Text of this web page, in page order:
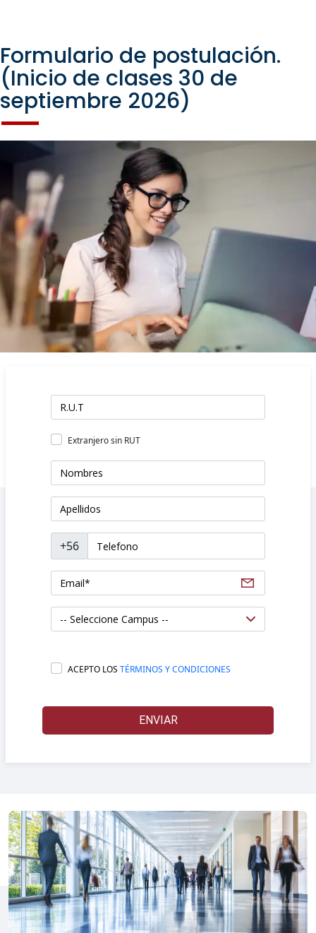
Formulario de postulación.
(Inicio de clases 30 de
septiembre 2026)
Extranjero sin RUT
+56
ACEPTO LOS TÉRMINOS Y CONDICIONES
ENVIAR